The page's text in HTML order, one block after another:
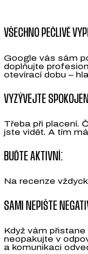
VŠECHNO PEČLIVĚ
Google vás sám
doplňujte
otevírací dobu –
VYZÝVEJTE
Třeba při placení.
jste vidět. A tím
BUĎTE AKTIVNÍ:
Na recenze
SAMI NEPIŠTE
Když vám
neopakujte v
a komunikaci